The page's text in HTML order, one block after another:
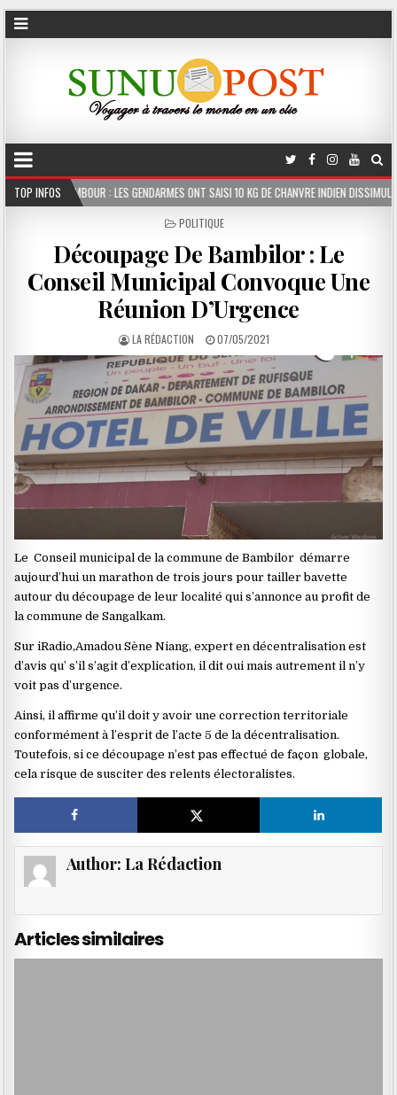
TOP INFOS
GENDARMES ONT SAISI 10 KG DE CHANVRE INDIEN DISSIMULÉS DANS LE COFFRE
POSTED
POLITIQUE
Découpage De Bambilor : Le
Conseil Municipal Convoque Une
Réunion D’Urgence
LA RÉDACTION 07/05/2021
Le Conseil municipal de la commune de Bambilor démarre
aujourd’hui un marathon de trois jours pour tailler bavette
autour du découpage de leur localité qui s’annonce au profit de
la commune de Sangalkam.
Sur iRadio,Amadou Sène Niang, expert en décentralisation est
d’avis qu’ s’il s’agit d’explication, il dit oui mais autrement il n’y
voit pas d’urgence.
Ainsi, il affirme qu’il doit y avoir une correction territoriale
conformément à l’esprit de l’acte 5 de la décentralisation.
Toutefois, si ce découpage n’est pas effectué de façon globale,
cela risque de susciter des relents électoralistes.
Author: La Rédaction
Articles similaires